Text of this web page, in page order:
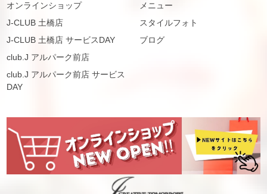
オンラインショップ
J-CLUB 土橋店
J-CLUB 土橋店 サービスDAY
club.J アルパーク前店
club.J アルパーク前店 サービス
DAY
メニュー
スタイルフォト
ブログ